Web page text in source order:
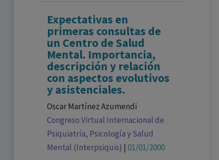
Expectativas en
primeras consultas de
un Centro de Salud
Mental. Importancia,
descripción y relación
con aspectos evolutivos
y asistenciales.
Oscar Martínez Azumendi
Congreso Virtual Internacional de
Psiquiatría, Psicología y Salud
Mental (Interpsiquis) | 01/01/2000